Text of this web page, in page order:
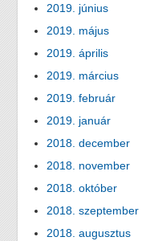
2019. június
2019. május
2019. április
2019. március
2019. február
2019. január
2018. december
2018. november
2018. október
2018. szeptember
2018. augusztus